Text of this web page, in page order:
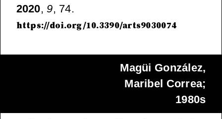
2020, 9, 74.
https://doi.org/10.3390/arts9030074
Magüi González,
Maribel Correa;
1980s